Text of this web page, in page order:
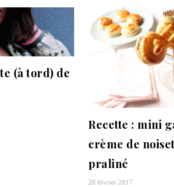
(à tord) de
Recette : mini
crème de
praliné
20 février 2017